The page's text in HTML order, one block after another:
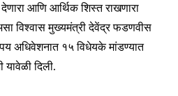
आणि आर्थिक शिस्त राखणारा
विश्वास मुख्यमंत्री देवेंद्र फडणवीस
अधिवेशनात १५ विधेयके मांडण्यात
यावेळी दिली.